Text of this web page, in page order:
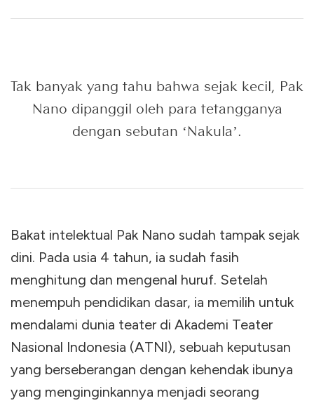
Tak banyak yang tahu bahwa sejak kecil, Pak
Nano dipanggil oleh para tetangganya
dengan sebutan ‘Nakula’.
Bakat intelektual Pak Nano sudah tampak sejak
dini. Pada usia 4 tahun, ia sudah fasih
menghitung dan mengenal huruf. Setelah
menempuh pendidikan dasar, ia memilih untuk
mendalami dunia teater di Akademi Teater
Nasional Indonesia (ATNI), sebuah keputusan
yang berseberangan dengan kehendak ibunya
yang menginginkannya menjadi seorang